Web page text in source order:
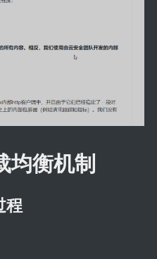
衡机制
程